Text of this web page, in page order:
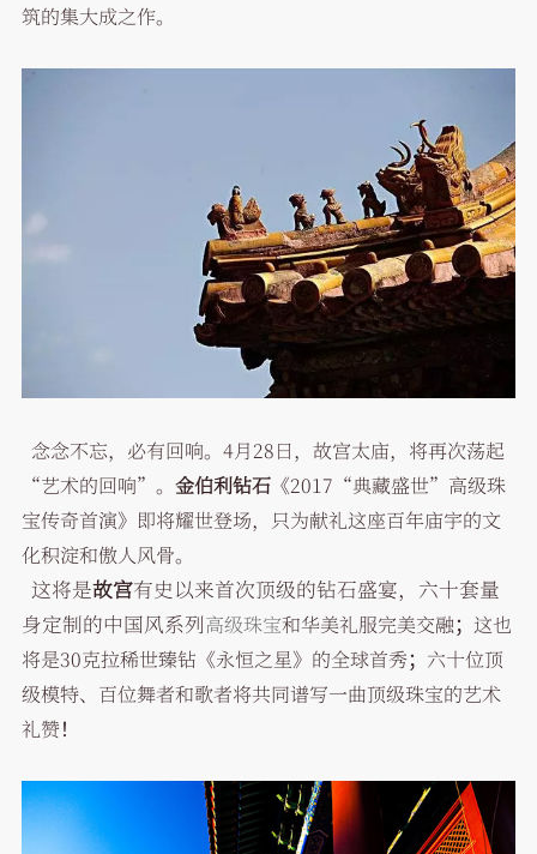
筑的集大成之作。
念念不忘，必有回响。4月28日，故宫太庙，将再次荡起
“艺术的回响”。 金伯利钻石《2017“典藏盛世”高级珠
宝传奇首演》即将耀世登场，只为献礼这座百年庙宇的文
化积淀和傲人风骨。
这将是故宫有史以来首次顶级的钻石盛宴，六十套量
身定制的中国风系列高级珠宝和华美礼服完美交融；这也
将是30克拉稀世臻钻《永恒之星》的全球首秀；六十位顶
级模特、百位舞者和歌者将共同谱写一曲顶级珠宝的艺术
礼赞！